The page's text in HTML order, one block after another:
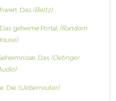
Das (Beltz)
geheime Portal (Random
Das (Oetinger
Die (Ueberreuter)